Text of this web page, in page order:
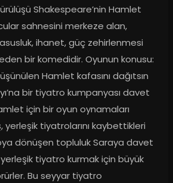
Shakespeare’nin Hamlet
sahnesini merkeze alan,
ihanet, güç zehirlenmesi
bir komedidir. Oyunun konusu:
Hamlet kafasını dağıtsın
bir tiyatro kumpanyası davet
için bir oyun oynamaları
tiyatrolarını kaybettikleri
dönüşen topluluk Saraya davet
tiyatro kurmak için büyük
Bu seyyar tiyatro